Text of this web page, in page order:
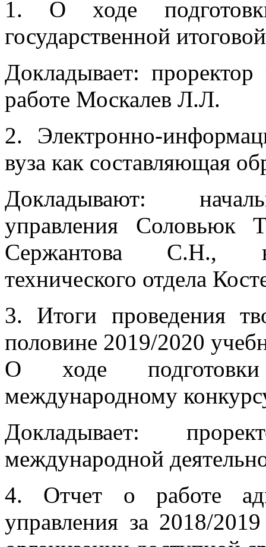
1. О ходе
государственной
Докладывает:
работе Москалев Л.Л.
2. Электронно-
вуза как составляющая
Докладывают:
управления Соловьюк
Сержантова С.Н.,
технического отдела
3. Итоги проведения
половине 2019/2020
О ходе
международному
Докладывает:
международной
4. Отчет о работе
управления за 2018/